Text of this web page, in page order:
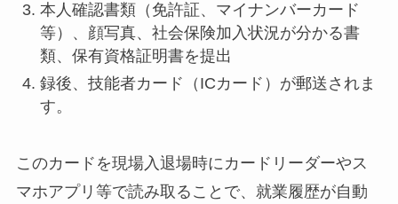
本人確認書類（免許証、マイナンバーカード
等）、顔写真、社会保険加入状況が分かる書
類、保有資格証明書を提出
録後、技能者カード（ICカード）が郵送されま
す。
このカードを現場入退場時にカードリーダーやス
マホアプリ等で読み取ることで、就業履歴が自動